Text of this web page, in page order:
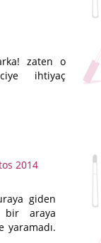
zaten o
ihtiyaç
2014
giden
bir araya
yaramadı.